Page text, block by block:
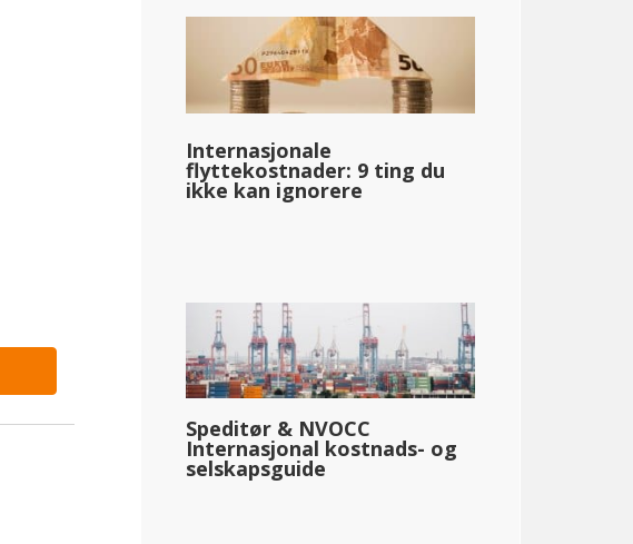
Internasjonale
flyttekostnader: 9 ting du
ikke kan ignorere
Speditør & NVOCC
Internasjonal kostnads- og
selskapsguide